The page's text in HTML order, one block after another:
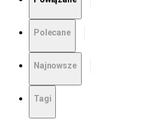
Polecane
Najnowsze
Tagi